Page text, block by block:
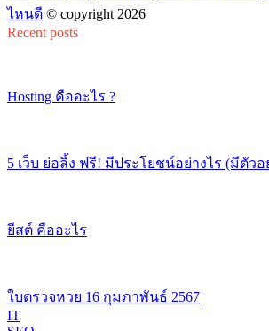
ไหนดี © copyright 2026
Recent posts
Hosting คืออะไร ?
5 เว็บ ย่อลิ้ง ฟรี! มีประโยชน์อย่างไร (มีตัว
ยีสต์ คืออะไร
ใบตรวจหวย 16 กุมภาพันธ์ 2567
IT